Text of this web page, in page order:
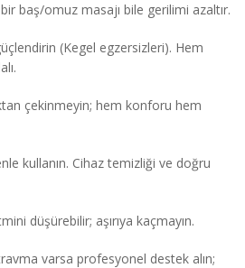
baş/omuz masajı bile gerilimi azaltır.
(Kegel egzersizleri). Hem
çekinmeyin; hem konforu hem
kullanın. Cihaz temizliği ve doğru
düşürebilir; aşırıya kaçmayın.
varsa profesyonel destek alın;